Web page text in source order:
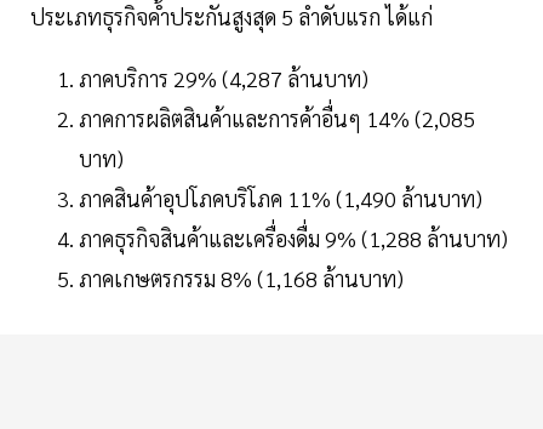
ประเภทธุรกิจค้ำประกันสูงสุด 5 ลำดับแรก ได้แก่
ภาคบริการ 29% (4,287 ล้านบาท)
ภาคการผลิตสินค้าและการค้าอื่นๆ 14% (2,085
บาท)
ภาคสินค้าอุปโภคบริโภค 11% (1,490 ล้านบาท)
ภาคธุรกิจสินค้าและเครื่องดื่ม 9% (1,288 ล้านบาท)
ภาคเกษตรกรรม 8% (1,168 ล้านบาท)